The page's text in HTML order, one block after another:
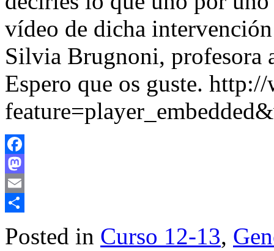
vídeo de dicha
Silvia Brugnoni, profesora
Espero que os guste.
Facebook
Mastodon
Email
Posted in Curso 12-13,